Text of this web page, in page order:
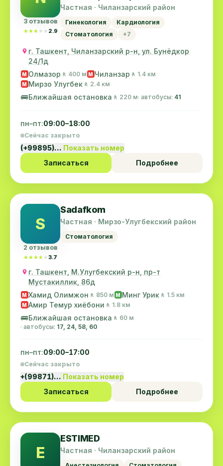
3 отзывов
★★★★★
★★★★★ 2.9
Частная · Чиланзарский район
Гинекология
Кардиология
Стоматология
+7
г. Ташкент, Чиланзарский р-н, ул. Бунёдкор
24/1д
M Олмазор 🚶 400 м M Чиланзар 🚶 1.4 км
M Мирзо Улугбек 🚶 2.4 км
🚌Ближайшая остановка 🚶 220 м· автобусы: 41
пн–пт:09:00–18:00
Сейчас закрыто
(+99895)… Показать номер
Записаться
Подробнее
S
2 отзывов
★★★★★
★★★★★3.7
Sadafkom
Частная · Мирзо-Улугбекский район
Стоматология
г. Ташкент, М.Улугбекский р-н, пр-т
Мустакиллик, 86д
M Хамид Олимжон 🚶 850 м M Минг Урик 🚶 1.5 км
M Амир Темур хиёбони 🚶 1.8 км
🚌Ближайшая остановка 🚶 60 м
· автобусы: 17, 24, 58, 60
пн–пт:09:00–17:00
Сейчас закрыто
+(99871)… Показать номер
Записаться
Подробнее
E
ESTIMED
Частная · Чиланзарский район